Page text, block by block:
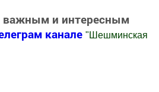
важным и интересным
канале " Шешминская